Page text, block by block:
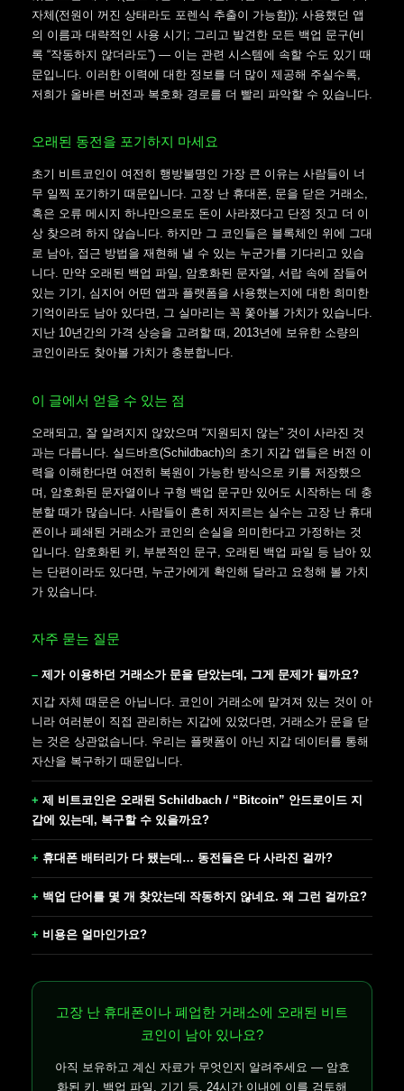
자체(전원이 꺼진 상태라도 포렌식 추출이 가능함)); 사용했던 앱
의 이름과 대략적인 사용 시기; 그리고 발견한 모든 백업 문구(비
록 “작동하지 않더라도”) — 이는 관련 시스템에 속할 수도 있기 때
문입니다. 이러한 이력에 대한 정보를 더 많이 제공해 주실수록,
저희가 올바른 버전과 복호화 경로를 더 빨리 파악할 수 있습니다.
오래된 동전을 포기하지 마세요
초기 비트코인이 여전히 행방불명인 가장 큰 이유는 사람들이 너
무 일찍 포기하기 때문입니다. 고장 난 휴대폰, 문을 닫은 거래소,
혹은 오류 메시지 하나만으로도 돈이 사라졌다고 단정 짓고 더 이
상 찾으려 하지 않습니다. 하지만 그 코인들은 블록체인 위에 그대
로 남아, 접근 방법을 재현해 낼 수 있는 누군가를 기다리고 있습
니다. 만약 오래된 백업 파일, 암호화된 문자열, 서랍 속에 잠들어
있는 기기, 심지어 어떤 앱과 플랫폼을 사용했는지에 대한 희미한
기억이라도 남아 있다면, 그 실마리는 꼭 쫓아볼 가치가 있습니다.
지난 10년간의 가격 상승을 고려할 때, 2013년에 보유한 소량의
코인이라도 찾아볼 가치가 충분합니다.
이 글에서 얻을 수 있는 점
오래되고, 잘 알려지지 않았으며 “지원되지 않는” 것이 사라진 것
과는 다릅니다. 실드바흐(Schildbach)의 초기 지갑 앱들은 버전 이
력을 이해한다면 여전히 복원이 가능한 방식으로 키를 저장했으
며, 암호화된 문자열이나 구형 백업 문구만 있어도 시작하는 데 충
분할 때가 많습니다. 사람들이 흔히 저지르는 실수는 고장 난 휴대
폰이나 폐쇄된 거래소가 코인의 손실을 의미한다고 가정하는 것
입니다. 암호화된 키, 부분적인 문구, 오래된 백업 파일 등 남아 있
는 단편이라도 있다면, 누군가에게 확인해 달라고 요청해 볼 가치
가 있습니다.
자주 묻는 질문
제가 이용하던 거래소가 문을 닫았는데, 그게 문제가 될까요?
지갑 자체 때문은 아닙니다. 코인이 거래소에 맡겨져 있는 것이 아
니라 여러분이 직접 관리하는 지갑에 있었다면, 거래소가 문을 닫
는 것은 상관없습니다. 우리는 플랫폼이 아닌 지갑 데이터를 통해
자산을 복구하기 때문입니다.
제 비트코인은 오래된 Schildbach / “Bitcoin” 안드로이드 지
갑에 있는데, 복구할 수 있을까요?
휴대폰 배터리가 다 됐는데… 동전들은 다 사라진 걸까?
백업 단어를 몇 개 찾았는데 작동하지 않네요. 왜 그런 걸까요?
비용은 얼마인가요?
고장 난 휴대폰이나 폐업한 거래소에 오래된 비트
코인이 남아 있나요?
아직 보유하고 계신 자료가 무엇인지 알려주세요 — 암호
화된 키, 백업 파일, 기기 등. 24시간 이내에 이를 검토해